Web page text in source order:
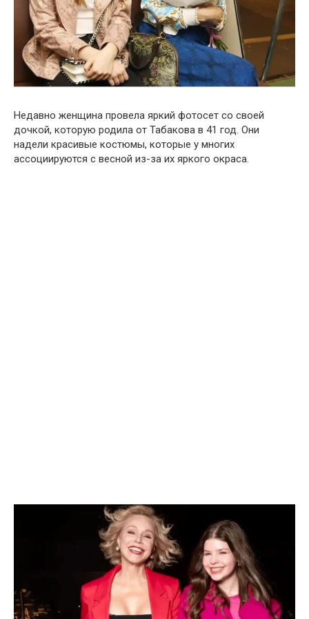
Недавно женщина провела яркий фотосет со своей
дочкой, которую родила от Табакова в 41 год. Они
надели красивые костюмы, которые у многих
ассоциируются с весной из-за их яркого окраса.